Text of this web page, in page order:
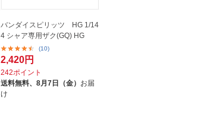
バンダイスピリッツ HG 1/14
4 シャア専用ザク(GQ) HG
(10)
2,420円
242ポイント
送料無料、 8月7日（金） お届
け